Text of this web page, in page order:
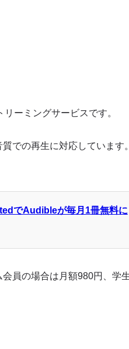
ーミングサービスです。
での再生に対応しています
でAudibleが毎月1冊無料に
員の場合は月額980円、学